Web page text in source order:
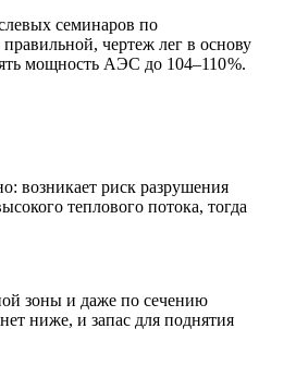
семинаров по
чертеж лег в основу
мощность АЭС до 104–110 %.
возникает риск разрушения
теплового потока, тогда
зоны и даже по сечению
ниже, и запас для поднятия